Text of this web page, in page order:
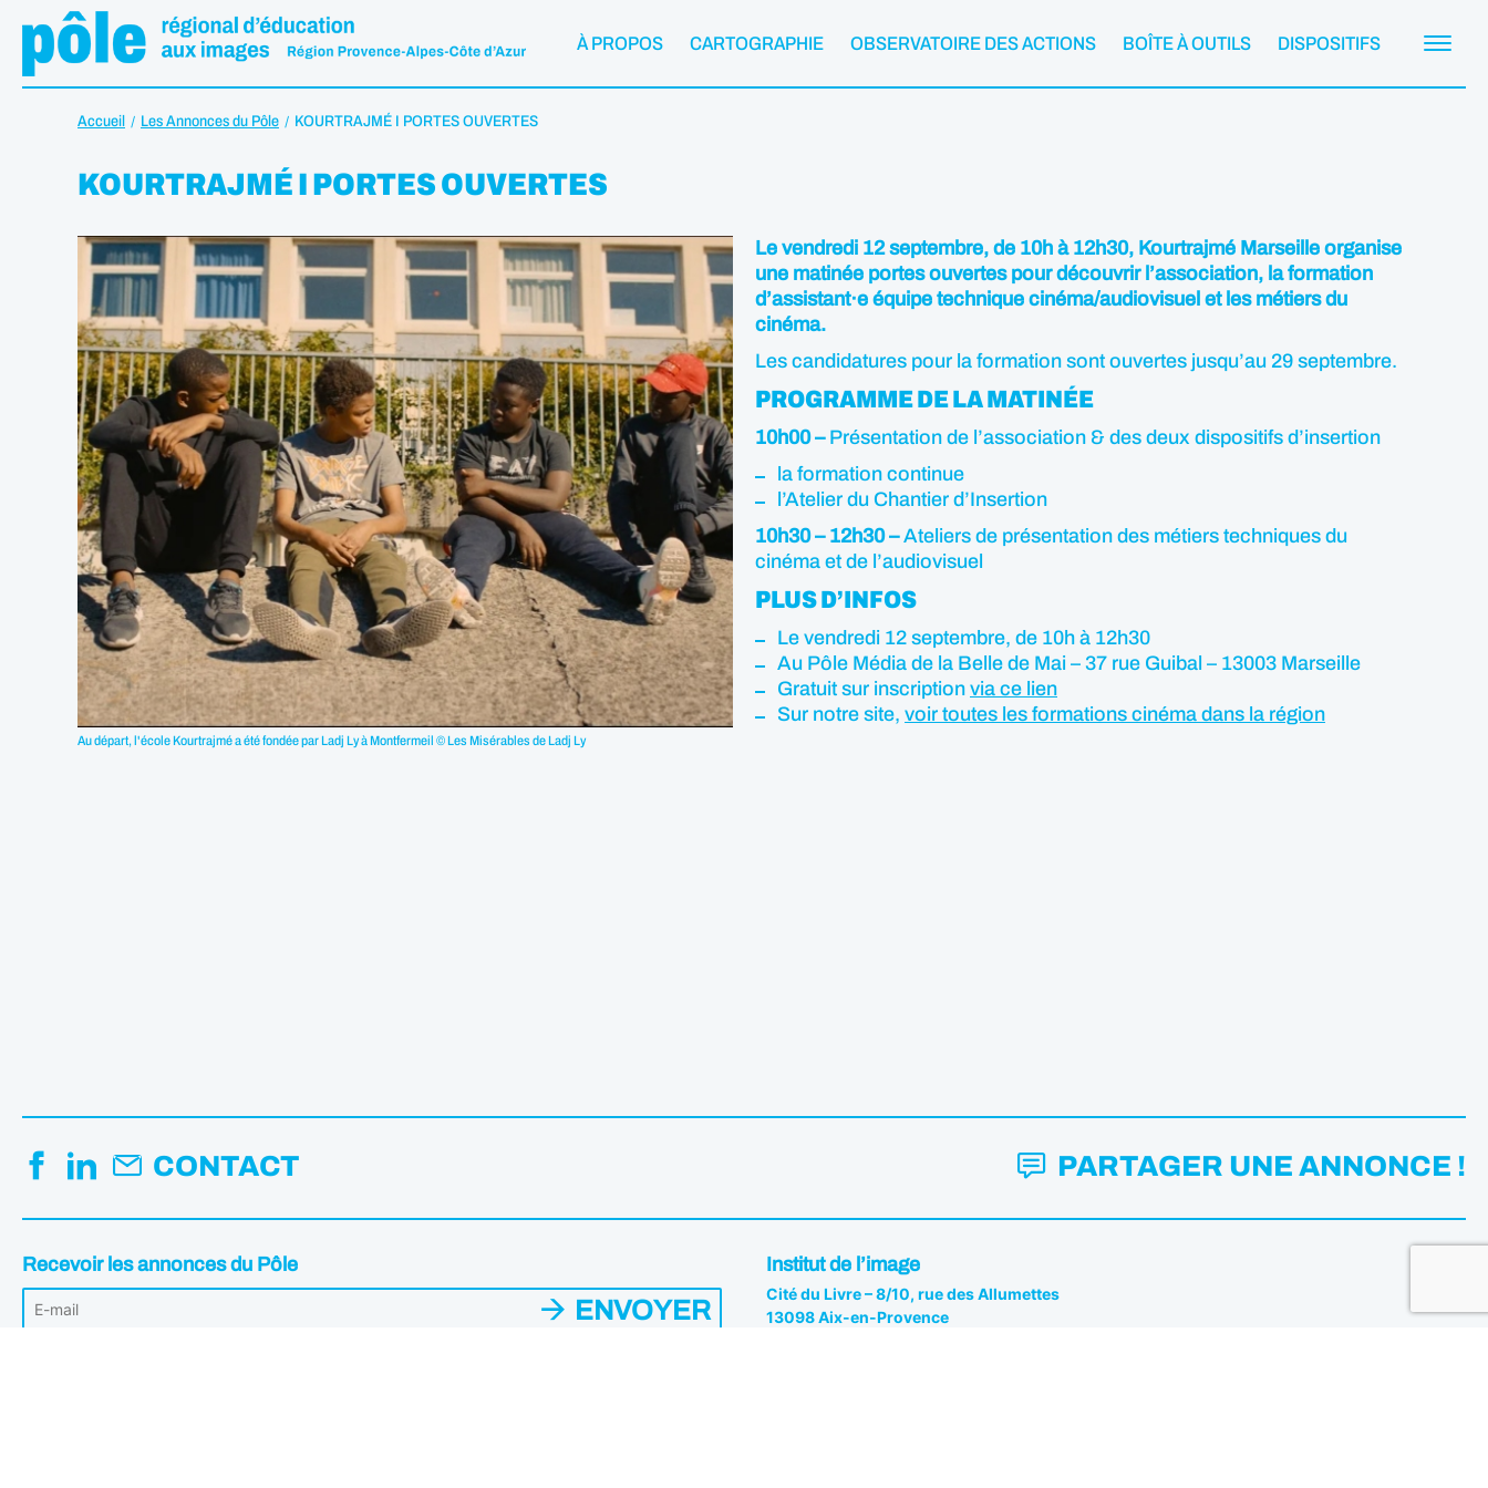
À PROPOS CARTOGRAPHIE OBSERVATOIRE DES ACTIONS BOÎTE À OUTILS DISPOSITIFS
Accueil Les Annonces du Pôle KOURTRAJMÉ I PORTES OUVERTES
KOURTRAJMÉ I PORTES OUVERTES
Au départ, l'école Kourtrajmé a été fondée par Ladj Ly à Montfermeil © Les Misérables de Ladj Ly
Le vendredi 12 septembre, de 10h à 12h30, Kourtrajmé Marseille organise
une matinée portes ouvertes pour découvrir l’association, la formation
d’assistant·e équipe technique cinéma/audiovisuel et les métiers du
cinéma.
Les candidatures pour la formation sont ouvertes jusqu’au 29 septembre.
PROGRAMME DE LA MATINÉE
10h00 –Présentation de l’association & des deux dispositifs d’insertion
la formation continue
l’Atelier du Chantier d’Insertion
10h30 – 12h30 –Ateliers de présentation des métiers techniques du
cinéma et de l’audiovisuel
PLUS D’INFOS
Le vendredi 12 septembre, de 10h à 12h30
Au Pôle Média de la Belle de Mai – 37 rue Guibal – 13003 Marseille
Gratuit sur inscription via ce lien
Sur notre site, voir toutes les formations cinéma dans la région
CONTACT PARTAGER UNE ANNONCE !
Recevoir les annonces du Pôle
ENVOYER
Institut de l’image
Cité du Livre – 8/10, rue des Allumettes
13098 Aix-en-Provence